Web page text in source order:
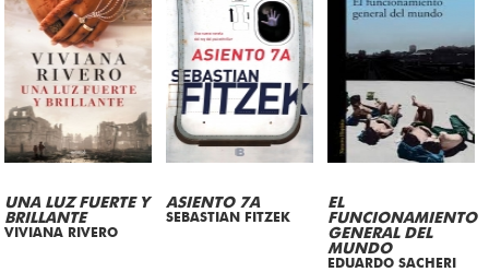
UNA LUZ FUERTE Y
BRILLANTE
VIVIANA RIVERO
ASIENTO 7A
SEBASTIAN FITZEK
EL
FUNCIONAMIENTO
GENERAL DEL
MUNDO
EDUARDO SACHERI